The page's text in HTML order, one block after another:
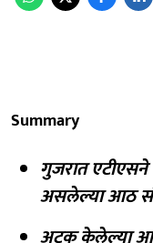
Summary
गुजरात
असलेल्या आठ